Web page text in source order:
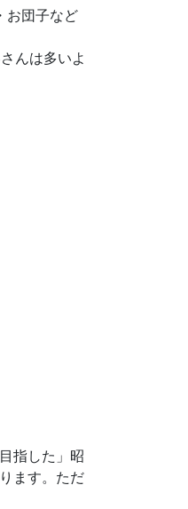
お団子など
んは多いよ
指した」昭
ます。ただ